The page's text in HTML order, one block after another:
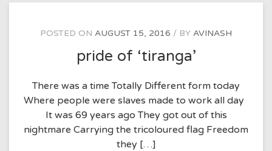
POSTED ON AUGUST 15, 2016 BY AVINASH
pride of ‘tiranga’
There was a time Totally Different form today
Where people were slaves made to work all day
It was 69 years ago They got out of this
nightmare Carrying the tricoloured flag Freedom
they […]